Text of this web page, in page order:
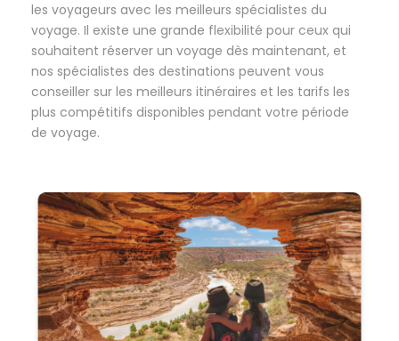
les voyageurs avec les meilleurs spécialistes du
voyage. Il existe une grande flexibilité pour ceux qui
souhaitent réserver un voyage dès maintenant, et
nos spécialistes des destinations peuvent vous
conseiller sur les meilleurs itinéraires et les tarifs les
plus compétitifs disponibles pendant votre période
de voyage.